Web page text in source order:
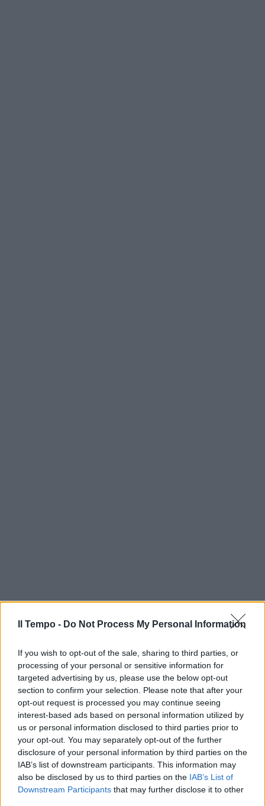
Il Tempo - Do Not Process My Personal Information
If you wish to opt-out of the sale, sharing to third parties, or
processing of your personal or sensitive information for
targeted advertising by us, please use the below opt-out
section to confirm your selection. Please note that after your
opt-out request is processed you may continue seeing
interest-based ads based on personal information utilized by
us or personal information disclosed to third parties prior to
your opt-out. You may separately opt-out of the further
disclosure of your personal information by third parties on the
IAB’s list of downstream participants. This information may
also be disclosed by us to third parties on the IAB’s List of
Downstream Participants that may further disclose it to other
In evidenza